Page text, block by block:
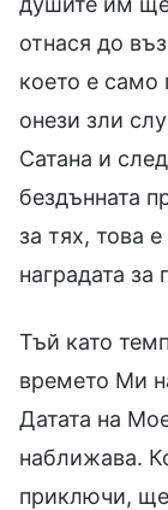
отнася до
което е само
онези зли
Сатана и
бездънната
за тях, това
наградата за
Тъй като
времето Ми
Датата на
наближава.
приключи,